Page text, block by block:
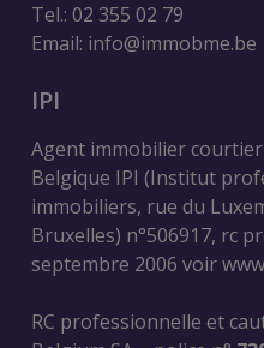
Tel.: 02 355 02 79
Email: info@immobme.be
IPI
Agent immobilier
Belgique IPI (Institut
immobiliers, rue du
Bruxelles) n°506917, rc
septembre 2006 voir
RC professionnelle et